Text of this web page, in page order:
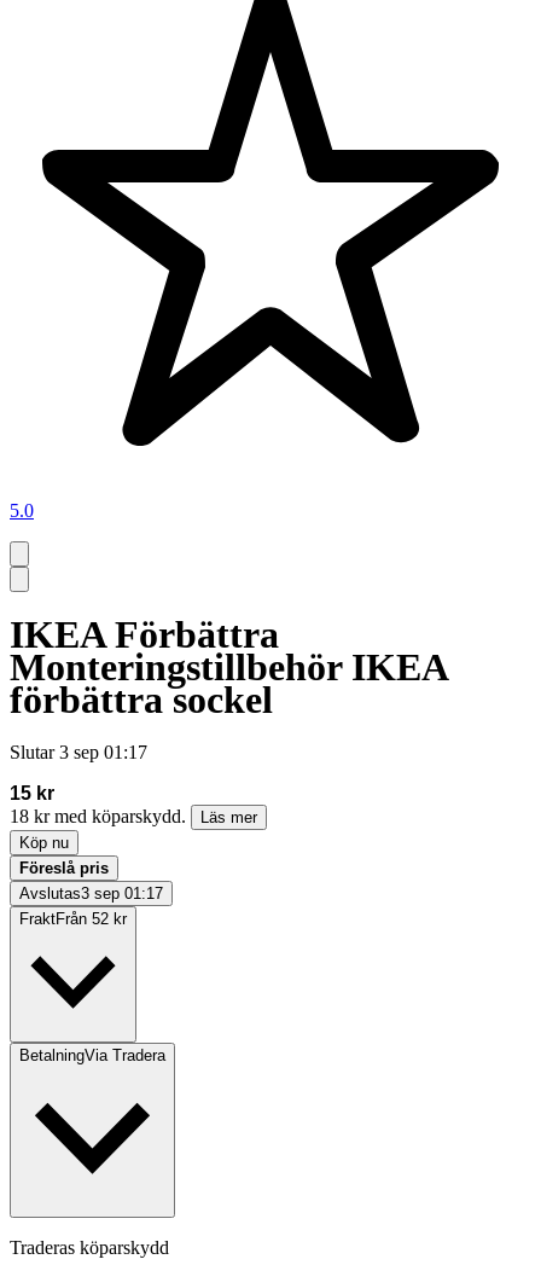
5.0
IKEA Förbättra
Monteringstillbehör IKEA
förbättra sockel
Slutar 3 sep 01:17
15 kr
18 kr med köparskydd.
Läs mer
Köp nu
Föreslå pris
Avslutas3 sep 01:17
FraktFrån 52 kr
BetalningVia Tradera
Traderas köparskydd